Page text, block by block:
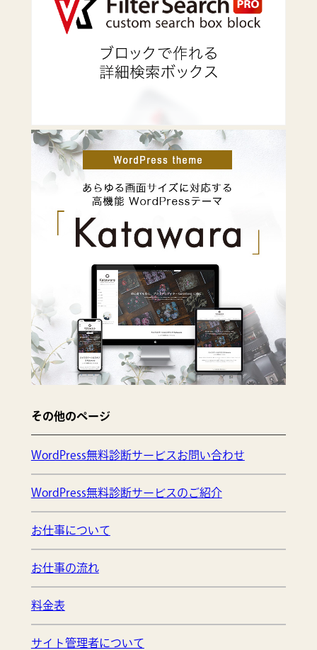
その他のページ
WordPress無料診断サービスお問い合わせ
WordPress無料診断サービスのご紹介
お仕事について
お仕事の流れ
料金表
サイト管理者について